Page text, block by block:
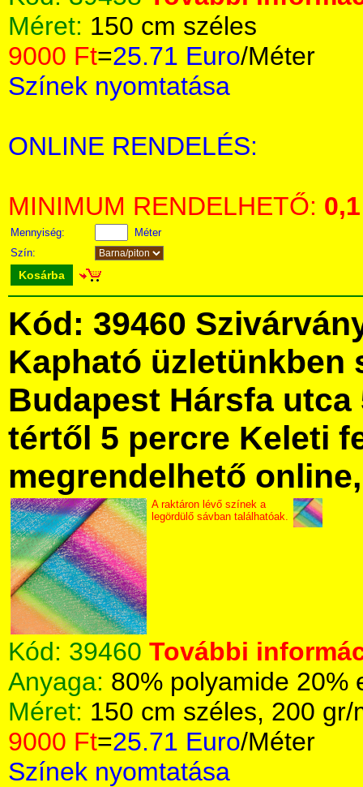
Méret: 150 cm széles
9000 Ft=25.71 Euro/Méter
Színek nyomtatása
ONLINE RENDELÉS:
MINIMUM RENDELHETŐ: 0,1
Mennyiség:
Méter
Szín:
Kosárba
Kód: 39460
Kapható üzletünkben
Budapest Hársfa utca
tértől 5 percre Keleti
megrendelhető
A raktáron lévő színek a
legördülő sávban találhatóak.
Kód: 39460 További
Anyaga: 80% polyamide 20%
Méret: 150 cm széles, 200 gr/
9000 Ft=25.71 Euro/Méter
Színek nyomtatása